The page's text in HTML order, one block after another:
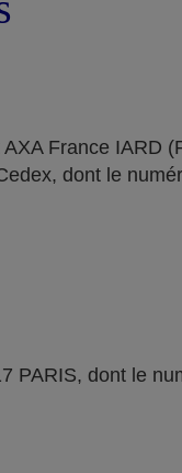
France IARD
dont le
PARIS, dont le